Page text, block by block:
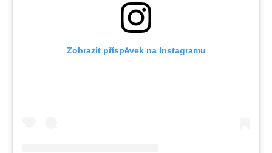
Zobrazit příspěvek na Instagramu